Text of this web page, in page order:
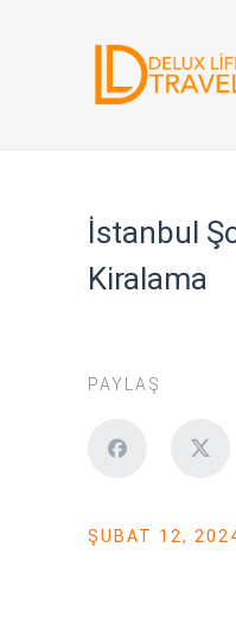
İstanbul
Kiralama
PAYLAŞ
ŞUBAT 12,